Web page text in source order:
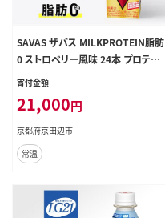
SAVAS ザバス MILKPROTEIN脂肪
0 ストロベリー風味 24本 プロテイン
ザバスプロテイン ミルクプロテイン
プロテインドリンク 飲みやすい 運動
スポーツ 京都 京都府 京田辺市
寄付金額
21,000円
京都府京田辺市
常温